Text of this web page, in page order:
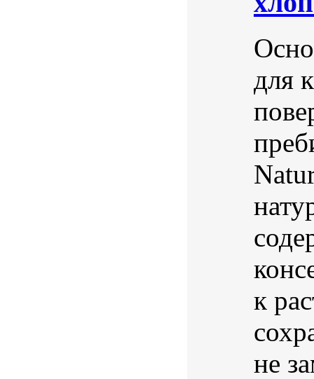
для
к
не